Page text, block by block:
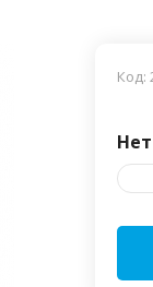
Код: